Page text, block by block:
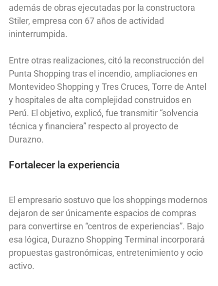
además de obras ejecutadas por la constructora
Stiler, empresa con 67 años de actividad
ininterrumpida.
Entre otras realizaciones, citó la reconstrucción del
Punta Shopping tras el incendio, ampliaciones en
Montevideo Shopping y Tres Cruces, Torre de Antel
y hospitales de alta complejidad construidos en
Perú. El objetivo, explicó, fue transmitir “solvencia
técnica y financiera” respecto al proyecto de
Durazno.
Fortalecer la experiencia
El empresario sostuvo que los shoppings modernos
dejaron de ser únicamente espacios de compras
para convertirse en “centros de experiencias”. Bajo
esa lógica, Durazno Shopping Terminal incorporará
propuestas gastronómicas, entretenimiento y ocio
activo.